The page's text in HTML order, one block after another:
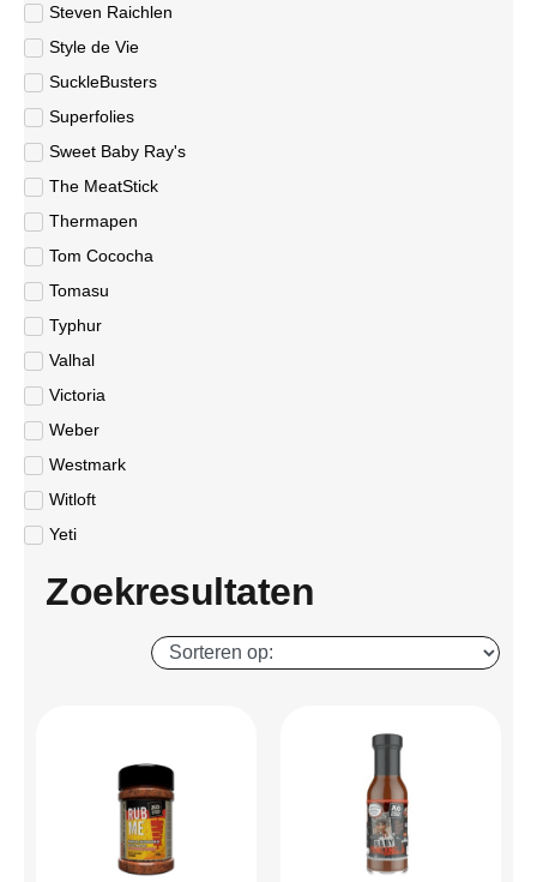
Steven Raichlen
Style de Vie
SuckleBusters
Superfolies
Sweet Baby Ray's
The MeatStick
Thermapen
Tom Cococha
Tomasu
Typhur
Valhal
Victoria
Weber
Westmark
Witloft
Yeti
Zoekresultaten